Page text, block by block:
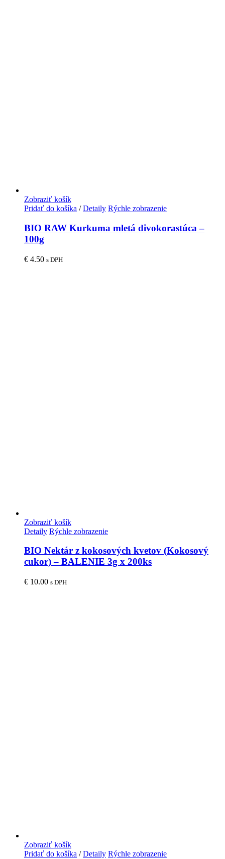
Zobraziť košík
Pridať do košíka / Detaily Rýchle zobrazenie
BIO RAW Kurkuma mletá divokorastúca –
100g
€ 4.50 s DPH
Zobraziť košík
Detaily Rýchle zobrazenie
BIO Nektár z kokosových kvetov (Kokosový
cukor) – BALENIE 3g x 200ks
€ 10.00 s DPH
Zobraziť košík
Pridať do košíka / Detaily Rýchle zobrazenie